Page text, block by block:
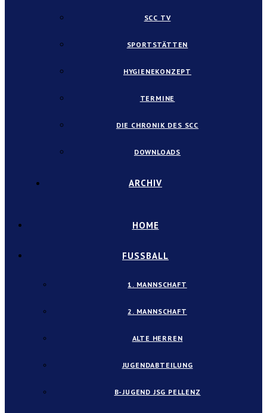
SCC TV
SPORTSTÄTTEN
HYGIENEKONZEPT
TERMINE
DIE CHRONIK DES SCC
DOWNLOADS
ARCHIV
HOME
FUSSBALL
1. MANNSCHAFT
2. MANNSCHAFT
ALTE HERREN
JUGENDABTEILUNG
B-JUGEND JSG PELLENZ